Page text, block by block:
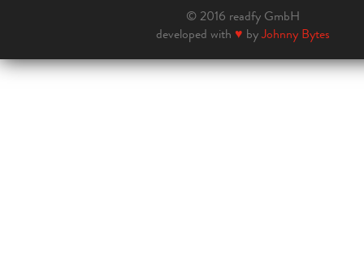
© 2016 readfy GmbH
developed with ♥ byJohnny Bytes